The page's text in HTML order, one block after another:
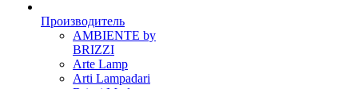
Производитель
AMBIENTE by
BRIZZI
Arte Lamp
Arti Lampadari